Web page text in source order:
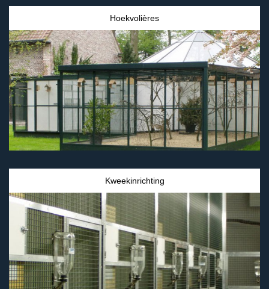
Hoekvolières
Kweekinrichting